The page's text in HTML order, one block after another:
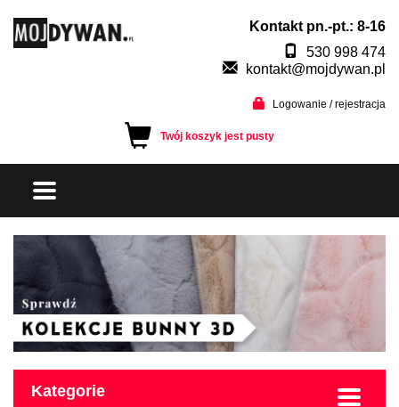
Kontakt pn.-pt.: 8-16
530 998 474
kontakt@mojdywan.pl
Logowanie / rejestracja
Twój koszyk jest pusty
Kategorie